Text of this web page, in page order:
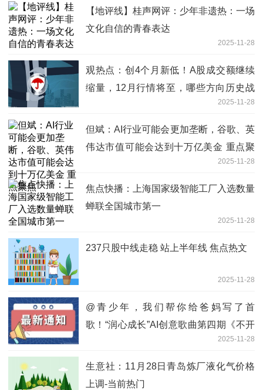
【地评线】桂声网评：少年非遗热：一场
文化自信的青春表达
2025-11-28
观热点：创4个月新低！A股成交额继续
缩量，12月行情将至，哪些方向历史战
2025-11-28
但斌：AI行业可能会更加垄断，谷歌、英
伟达市值可能会达到十万亿美金 重点聚
2025-11-28
焦点快播：上海国家级智能工厂入选数量
蝉联全国城市第一
2025-11-28
237只股中线走稳 站上半年线 焦点热文
2025-11-28
@青少年，我们帮你给爸妈写了首
歌！“润心成长”AI创意歌曲第四期《不开
2025-11-28
生意社：11月28日青岛炼厂液化气价格
上调-当前热门